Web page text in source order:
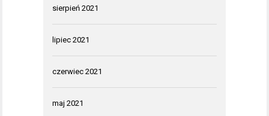
sierpień 2021
lipiec 2021
czerwiec 2021
maj 2021